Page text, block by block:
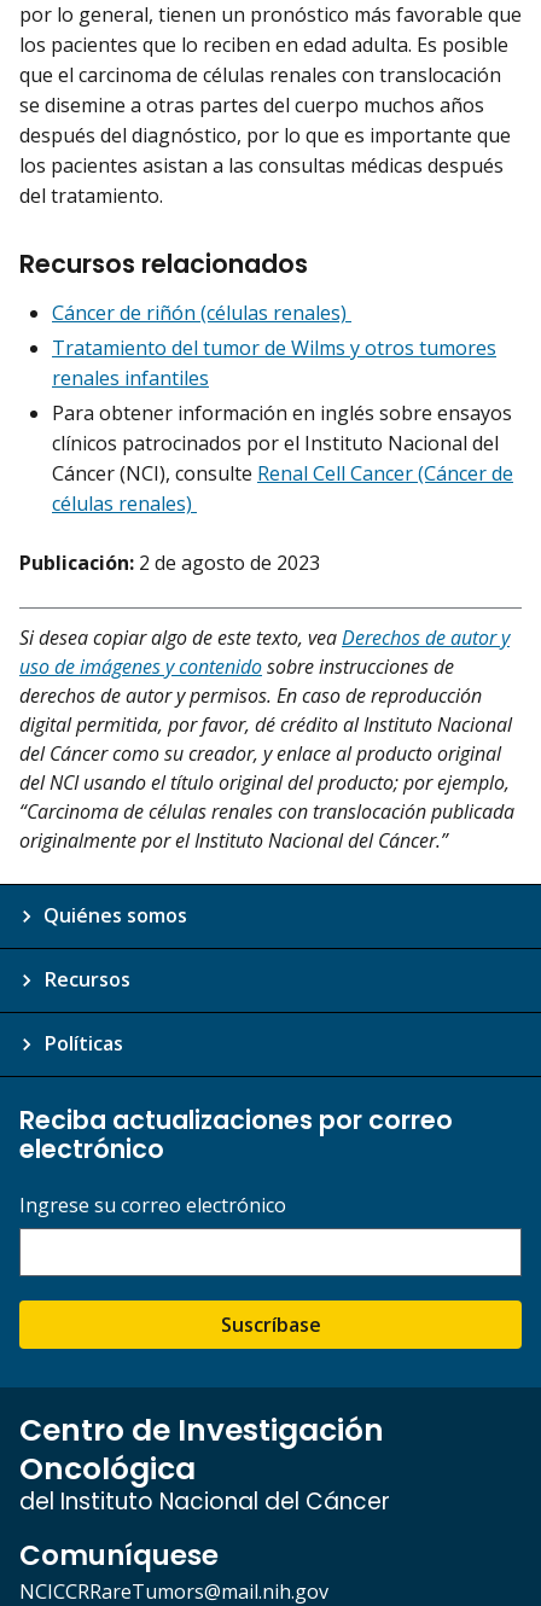
por lo general, tienen un pronóstico más favorable que
los pacientes que lo reciben en edad adulta. Es posible
que el carcinoma de células renales con translocación
se disemine a otras partes del cuerpo muchos años
después del diagnóstico, por lo que es importante que
los pacientes asistan a las consultas médicas después
del tratamiento.
Recursos relacionados
Cáncer de riñón (células renales)
Tratamiento del tumor de Wilms y otros tumores
renales infantiles
Para obtener información en inglés sobre ensayos
clínicos patrocinados por el Instituto Nacional del
Cáncer (NCI), consulte Renal Cell Cancer (Cáncer de
células renales)
Publicación: 2 de agosto de 2023
Si desea copiar algo de este texto, veaDerechos de autor y
uso de imágenes y contenidosobre instrucciones de
derechos de autor y permisos. En caso de reproducción
digital permitida, por favor, dé crédito al Instituto Nacional
del Cáncer como su creador, y enlace al producto original
del NCI usando el título original del producto; por ejemplo,
“Carcinoma de células renales con translocación publicada
originalmente por el Instituto Nacional del Cáncer.”
Quiénes somos
Recursos
Políticas
Reciba actualizaciones por correo
electrónico
Ingrese su correo electrónico
Suscríbase
Centro de Investigación
Oncológica
del Instituto Nacional del Cáncer
Comuníquese
NCICCRRareTumors@mail.nih.gov